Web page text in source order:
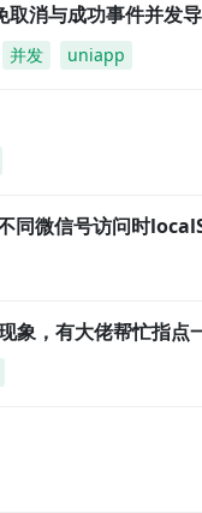
消与成功事件并发
并发 uniapp
同微信号访问时
象，有大佬帮忙指点